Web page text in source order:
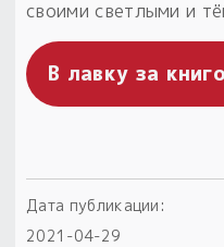
на заказ от 4 тыс. руб.
Оберег в подарок
своими светлыми и
В лавку за
Дата публикации:
2021-04-29